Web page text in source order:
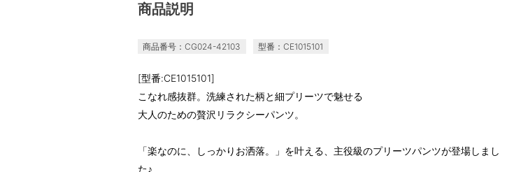
商品説明
商品番号：CG024-42103 型番：CE1015101
[型番:CE1015101]
こなれ感抜群。洗練された柄と細プリーツで魅せる
大人のための贅沢リラクシーパンツ。
「楽なのに、しっかりお洒落。」を叶える、主役級のプリーツパンツが登場しまし
た♪